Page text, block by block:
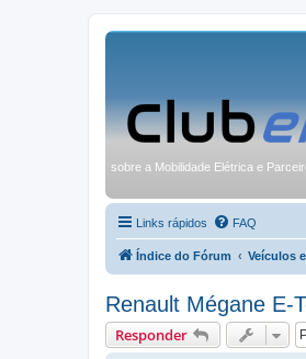
sobre a Mobilidade Elétrica e
Links rápidos FAQ
Índice do Fórum Veículos
Renault Mégane E-
Responder